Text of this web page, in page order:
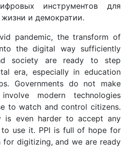
инструментов для
и демократии.
pandemic, the transform of
the digital way sufficiently
society are ready to step
era, especially in education
Governments do not make
modern technologies
to watch and control citizens.
is even harder to accept any
to use it. PPI is full of hope for
for digitizing, and we are ready